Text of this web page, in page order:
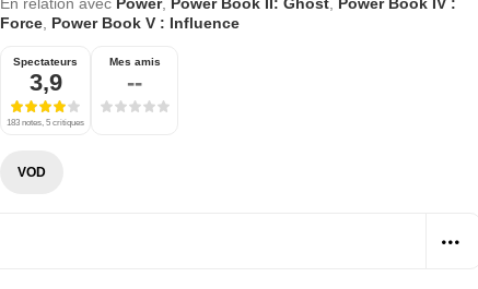
Force Power Book V : Influence
Spectateurs
3,9
183 notes, 5 critiques
Mes amis
--
VOD